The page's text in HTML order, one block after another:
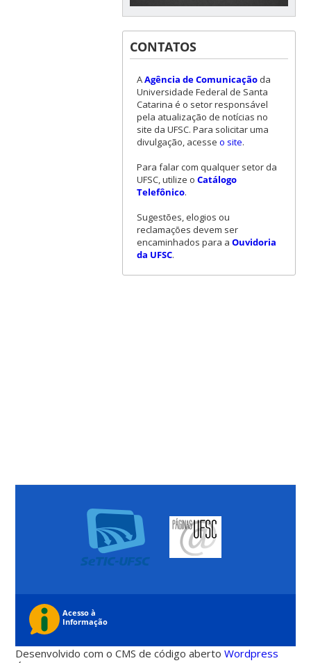
CONTATOS
AAgência de Comunicaçãoda
Universidade Federal de Santa
Catarina é o setor responsável
pela atualização de notícias no
site da UFSC. Para solicitar uma
divulgação, acesse o site.
Para falar com qualquer setor da
UFSC, utilize o Catálogo
Telefônico.
Sugestões, elogios ou
reclamações devem ser
encaminhados para a Ouvidoria
da UFSC.
Desenvolvido com o CMS de código abertoWordpress